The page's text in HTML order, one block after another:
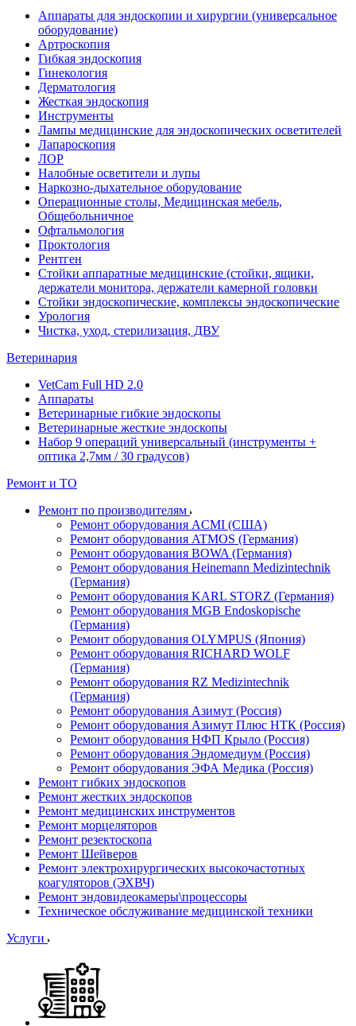
Аппараты для эндоскопии и хирургии (универсальное
оборудование)
Артроскопия
Гибкая эндоскопия
Гинекология
Дерматология
Жесткая эндоскопия
Инструменты
Лампы медицинские для эндоскопических осветителей
Лапароскопия
ЛОР
Налобные осветители и лупы
Наркозно-дыхательное оборудование
Операционные столы, Медицинская мебель,
Общебольничное
Офтальмология
Проктология
Рентген
Стойки аппаратные медицинские (стойки, ящики,
держатели монитора, держатели камерной головки
Стойки эндоскопические, комплексы эндоскопические
Урология
Чистка, уход, стерилизация, ДВУ
Ветеринария
VetCam Full HD 2.0
Аппараты
Ветеринарные гибкие эндоскопы
Ветеринарные жесткие эндоскопы
Набор 9 операций универсальный (инструменты +
оптика 2,7мм / 30 градусов)
Ремонт и ТО
Ремонт по производителям
Ремонт оборудования ACMI (США)
Ремонт оборудования ATMOS (Германия)
Ремонт оборудования BOWA (Германия)
Ремонт оборудования Heinemann Medizintechnik
(Германия)
Ремонт оборудования KARL STORZ (Германия)
Ремонт оборудования MGB Endoskopische
(Германия)
Ремонт оборудования OLYMPUS (Япония)
Ремонт оборудования RICHARD WOLF
(Германия)
Ремонт оборудования RZ Medizintechnik
(Германия)
Ремонт оборудования Азимут (Россия)
Ремонт оборудования Азимут Плюс НТК (Россия)
Ремонт оборудования НФП Крыло (Россия)
Ремонт оборудования Эндомедиум (Россия)
Ремонт оборудования ЭФА Медика (Россия)
Ремонт гибких эндоскопов
Ремонт жестких эндоскопов
Ремонт медицинских инструментов
Ремонт морцеляторов
Ремонт резектоскопа
Ремонт Шейверов
Ремонт электрохирургических высокочастотных
коагуляторов (ЭХВЧ)
Ремонт эндовидеокамеры\процессоры
Техническое обслуживание медицинской техники
Услуги